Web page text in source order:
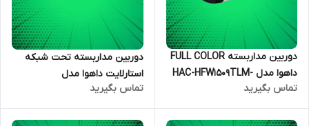
دوربین مداربسته FULL COLOR
داهوا مدل HAC-HFW1509TLM-
LED
تماس بگیرید
دوربین مداربسته تحت شبکه
استارلایت داهوا مدل
HFW2431TP-ZS-S2
تماس بگیرید